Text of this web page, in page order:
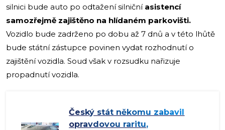
silnici bude auto po odtažení silniční asistencí
samozřejmě zajištěno na hlídaném parkovišti.
Vozidlo bude zadrženo po dobu až 7 dnů a v této lhůtě
bude státní zástupce povinen vydat rozhodnutí o
zajištění vozidla. Soud však v rozsudku nařizuje
propadnutí vozidla.
Český stát někomu zabavil
opravdovou raritu,